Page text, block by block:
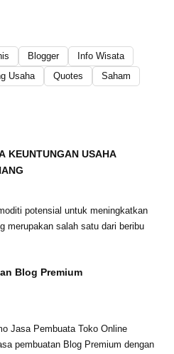
Blogger
Info Wisata
Usaha Quotes Saham
KEUNTUNGAN USAHA
potensial untuk meningkatkan
merupakan salah satu dari beribu
Blog Premium
pembuatan Blog Premium dengan